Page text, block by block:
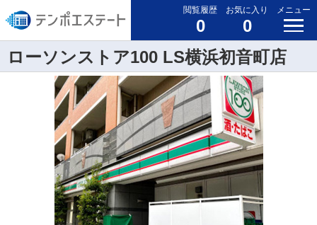
閲覧履歴
0
お気に入り
0
メニュー
ローソンストア100 LS横浜初音町店